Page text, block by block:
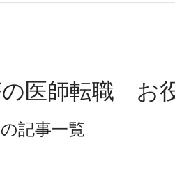
医師転職 お
記事一覧